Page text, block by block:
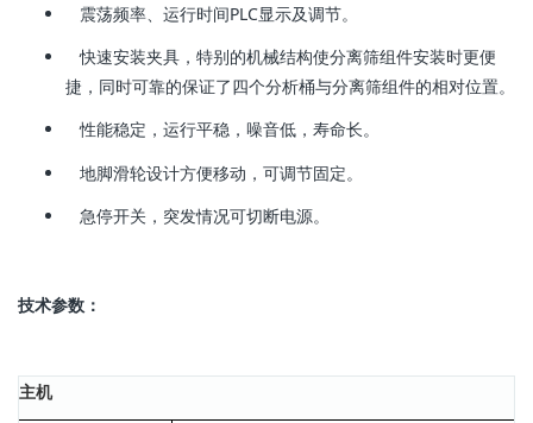
震荡频率、运行时间PLC显示及调节。
快速安装夹具，特别的机械结构使分离筛组件安装时更便
捷，同时可靠的保证了四个分析桶与分离筛组件的相对位置。
性能稳定，运行平稳，噪音低，寿命长。
地脚滑轮设计方便移动，可调节固定。
急停开关，突发情况可切断电源。
技术参数：
主机